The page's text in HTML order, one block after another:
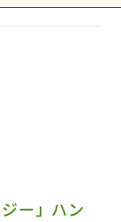
ー」ハン